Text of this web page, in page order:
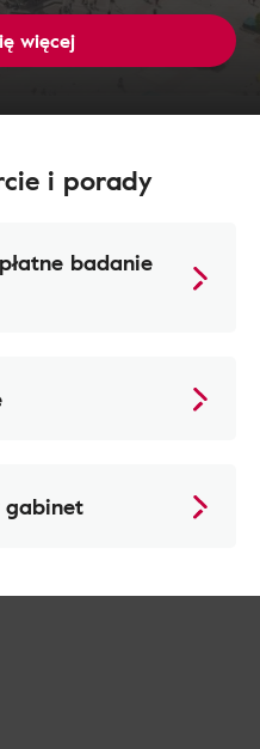
więcej
i porady
badanie
gabinet